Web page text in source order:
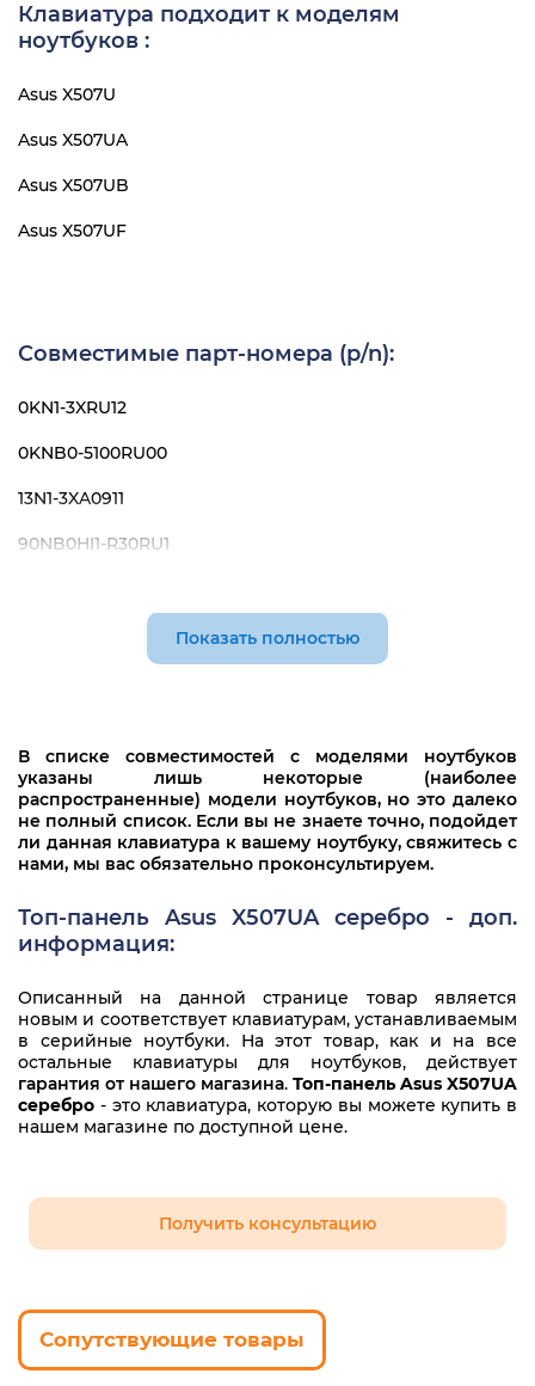
Клавиатура подходит к моделям
ноутбуков :
Asus X507U
Asus X507UA
Asus X507UB
Asus X507UF
Совместимые парт-номера (p/n):
0KN1-3XRU12
0KNB0-5100RU00
13N1-3XA0911
90NB0HI1-R30RU1
Показать полностью
В списке совместимостей с моделями ноутбуков
указаны лишь некоторые (наиболее
распространенные) модели ноутбуков, но это далеко
не полный список. Если вы не знаете точно, подойдет
ли данная клавиатура к вашему ноутбуку, свяжитесь с
нами, мы вас обязательно проконсультируем.
Топ-панель Asus X507UA серебро - доп.
информация:
Описанный на данной странице товар является
новым и соответствует клавиатурам, устанавливаемым
в серийные ноутбуки. На этот товар, как и на все
остальные клавиатуры для ноутбуков, действует
гарантия от нашего магазина. Топ-панель Asus X507UA
серебро - это клавиатура, которую вы можете купить в
нашем магазине по доступной цене.
Получить консультацию
Сопутствующие товары